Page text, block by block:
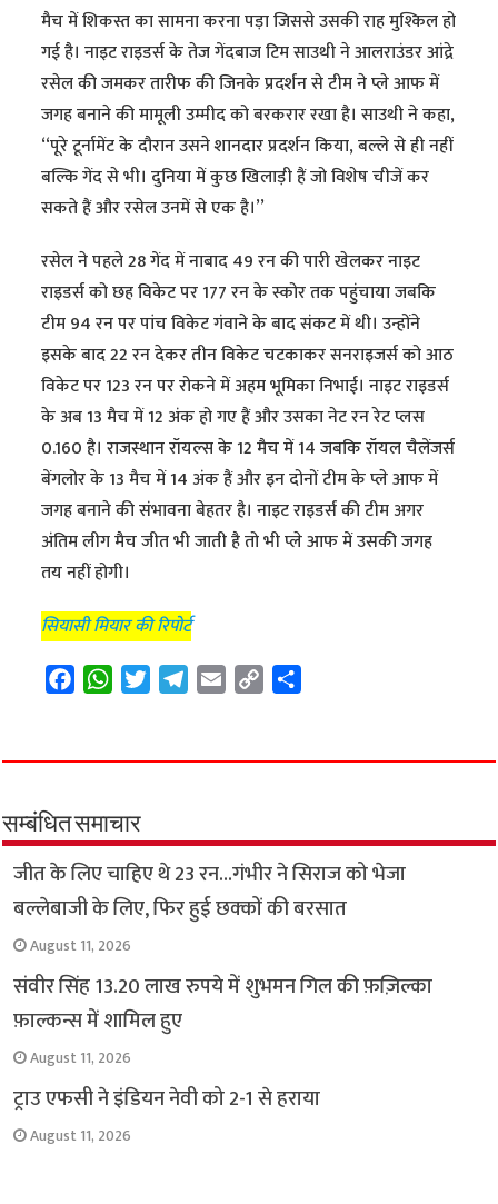
मैच में शिकस्त का सामना करना पड़ा जिससे उसकी राह मुश्किल हो
गई है। नाइट राइडर्स के तेज गेंदबाज टिम साउथी ने आलराउंडर आंद्रे
रसेल की जमकर तारीफ की जिनके प्रदर्शन से टीम ने प्ले आफ में
जगह बनाने की मामूली उम्मीद को बरकरार रखा है। साउथी ने कहा,
‘‘पूरे टूर्नामेंट के दौरान उसने शानदार प्रदर्शन किया, बल्ले से ही नहीं
बल्कि गेंद से भी। दुनिया में कुछ खिलाड़ी हैं जो विशेष चीजें कर
सकते हैं और रसेल उनमें से एक है।’’
रसेल ने पहले 28 गेंद में नाबाद 49 रन की पारी खेलकर नाइट
राइडर्स को छह विकेट पर 177 रन के स्कोर तक पहुंचाया जबकि
टीम 94 रन पर पांच विकेट गंवाने के बाद संकट में थी। उन्होंने
इसके बाद 22 रन देकर तीन विकेट चटकाकर सनराइजर्स को आठ
विकेट पर 123 रन पर रोकने में अहम भूमिका निभाई। नाइट राइडर्स
के अब 13 मैच में 12 अंक हो गए हैं और उसका नेट रन रेट प्लस
0.160 है। राजस्थान रॉयल्स के 12 मैच में 14 जबकि रॉयल चैलेंजर्स
बेंगलोर के 13 मैच में 14 अंक हैं और इन दोनों टीम के प्ले आफ में
जगह बनाने की संभावना बेहतर है। नाइट राइडर्स की टीम अगर
अंतिम लीग मैच जीत भी जाती है तो भी प्ले आफ में उसकी जगह
तय नहीं होगी।
सियासी मियार की रिपोर्ट
e
o
o
k
W
t
A
p
p
t
r
e
a
m
i
y
n
k
r
सम्बंधित समाचार
जीत के लिए चाहिए थे 23 रन…गंभीर ने सिराज को भेजा
बल्लेबाजी के लिए, फिर हुई छक्कों की बरसात
August 11, 2026
संवीर सिंह 13.20 लाख रुपये में शुभमन गिल की फ़ज़िल्का
फ़ाल्कन्स में शामिल हुए
August 11, 2026
ट्राउ एफसी ने इंडियन नेवी को 2-1 से हराया
August 11, 2026